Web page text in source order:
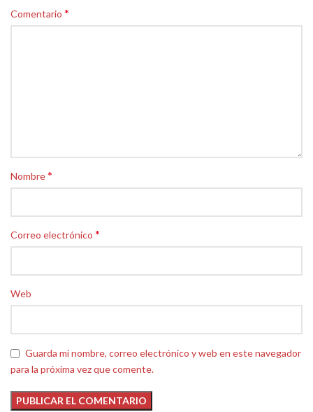
Comentario *
Nombre*
Correo electrónico *
Web
Guarda mi nombre, correo electrónico y web en este navegador
para la próxima vez que comente.